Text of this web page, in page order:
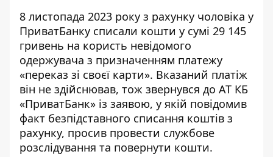
8 листопада 2023 року з рахунку чоловіка у
ПриватБанку списали кошти у сумі 29 145
гривень на користь невідомого
одержувача з призначенням платежу
«переказ зі своєї карти». Вказаний платіж
він не здійснював, тож звернувся до АТ КБ
«ПриватБанк» із заявою, у якій повідомив
факт безпідставного списання коштів з
рахунку, просив провести службове
розслідування та повернути кошти.